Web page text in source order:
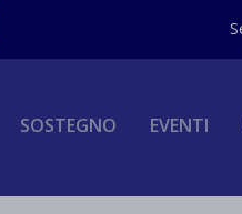
SOSTEGNO EVENTI